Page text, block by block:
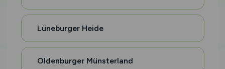
Lüneburger Heide
Oldenburger Münsterland